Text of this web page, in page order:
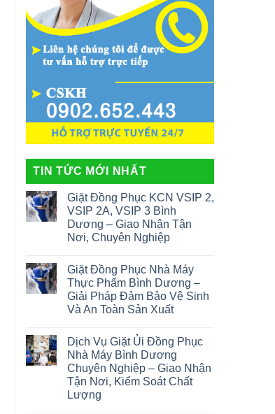
TIN TỨC MỚI NHẤT
Giặt Đồng Phục KCN VSIP 2,
VSIP 2A, VSIP 3 Bình
Dương – Giao Nhận Tận
Nơi, Chuyên Nghiệp
Giặt Đồng Phục Nhà Máy
Thực Phẩm Bình Dương –
Giải Pháp Đảm Bảo Vệ Sinh
Và An Toàn Sản Xuất
Dịch Vụ Giặt Ủi Đồng Phục
Nhà Máy Bình Dương
Chuyên Nghiệp – Giao Nhận
Tận Nơi, Kiểm Soát Chất
Lượng